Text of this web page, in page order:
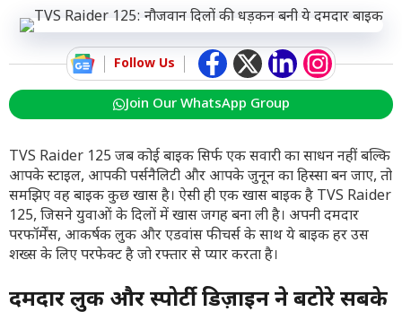
Follow Us
Join Our WhatsApp Group
TVS Raider 125 जब कोई बाइक सिर्फ एक सवारी का साधन नहीं बल्कि
आपके स्टाइल, आपकी पर्सनैलिटी और आपके जुनून का हिस्सा बन जाए, तो
समझिए वह बाइक कुछ खास है। ऐसी ही एक खास बाइक है TVS Raider
125, जिसने युवाओं के दिलों में खास जगह बना ली है। अपनी दमदार
परफॉर्मेंस, आकर्षक लुक और एडवांस फीचर्स के साथ ये बाइक हर उस
शख्स के लिए परफेक्ट है जो रफ्तार से प्यार करता है।
दमदार लुक और स्पोर्टी डिज़ाइन ने बटोरे सबके